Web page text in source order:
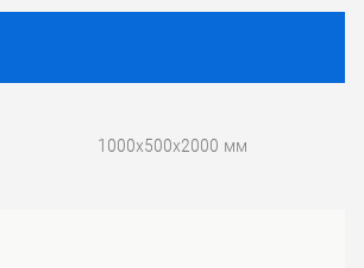
1000x500x2000 мм